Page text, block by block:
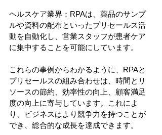
ヘルスケア業界：RPAは、薬品のサンプ
ルや資料の配布といったプリセールス活
動を自動化し、営業スタッフが患者ケア
に集中することを可能にしています。
これらの事例からわかるように、RPAと
プリセールスの組み合わせは、時間とリ
ソースの節約、効率性の向上、顧客満足
度の向上に寄与しています。これによ
り、ビジネスはより競争力を持つことが
でき、総合的な成長を達成できます。